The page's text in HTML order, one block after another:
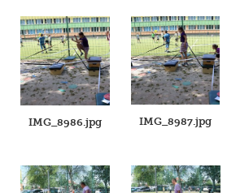
IMG_8986.jpg IMG_8987.jpg